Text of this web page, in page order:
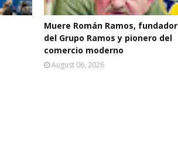
Muere Román Ramos, fundador
del Grupo Ramos y pionero del
comercio moderno
August 06, 2026